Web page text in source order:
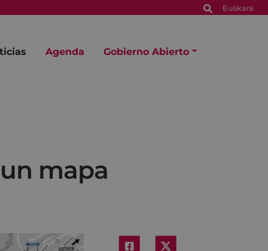
Euskara
Agenda Gobierno Abierto
mapa